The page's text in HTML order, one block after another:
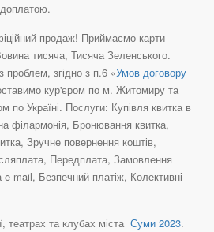
продаж! Приймаємо карти
тисяча, Тисяча Зеленського.
проблем, згідно з п.6 «Умов договору
кур'єром по м. Житомиру та
по Україні. Послуги: Купівля квитка в
філармонія, Бронювання квитка,
Зручне повернення коштів,
Передплата, Замовлення
mail, Безпечний платіж, Колективні
театрах та клубах міста Суми 2023.